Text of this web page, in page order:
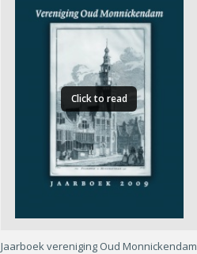
Click to read
Jaarboek vereniging Oud Monnickendam